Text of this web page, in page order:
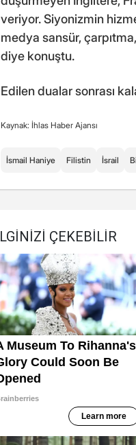
veriyor. Siyonizmin
medya sansür,
diye konuştu.
Edilen dualar sonrası
Kaynak: İhlas Haber Ajansı
İsmail Haniye Filistin İsrail